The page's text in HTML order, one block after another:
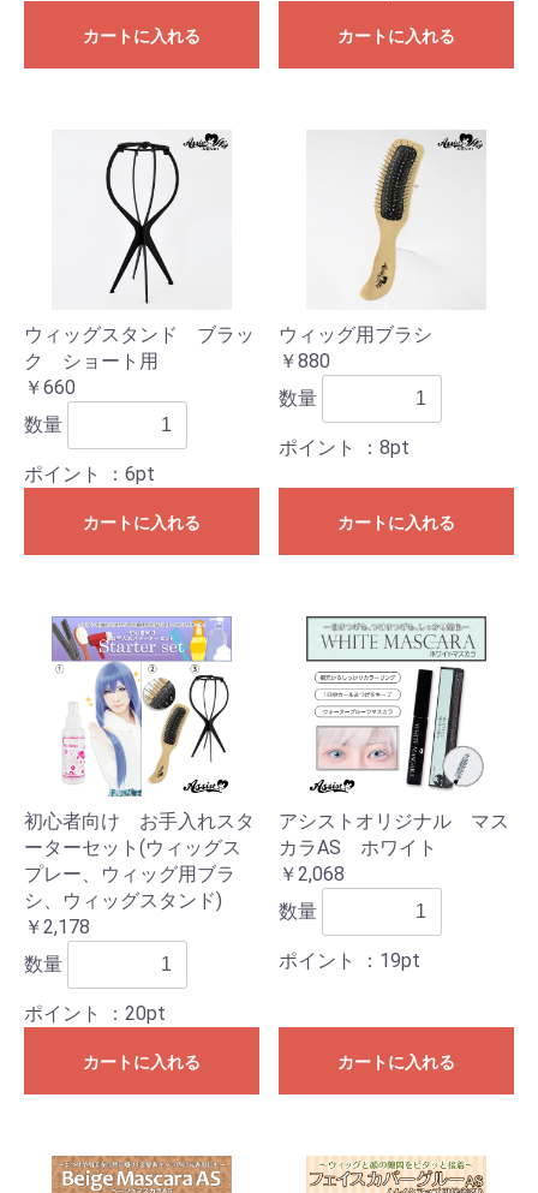
カートに入れる カートに入れる
ウィッグスタンド ブラッ
ク ショート用
￥660
数量
ポイント ：6pt
カートに入れる
ウィッグ用ブラシ
￥880
数量
ポイント ：8pt
カートに入れる
初心者向け お手入れスタ
ーターセット(ウィッグス
プレー、ウィッグ用ブラ
シ、ウィッグスタンド)
￥2,178
数量
ポイント ：20pt
カートに入れる
アシストオリジナル マス
カラAS ホワイト
￥2,068
数量
ポイント ：19pt
カートに入れる